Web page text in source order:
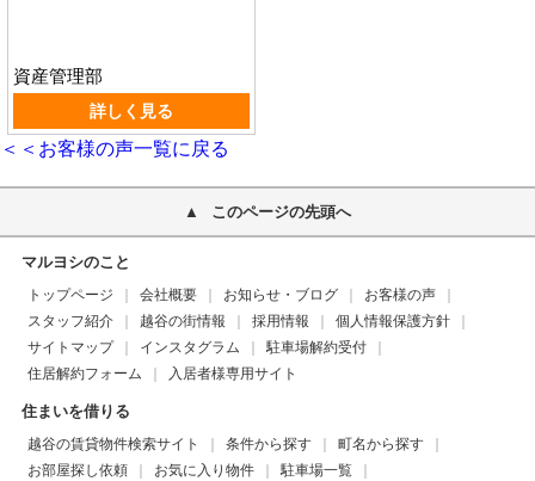
資産管理部
詳しく見る
＜＜お客様の声一覧に戻る
このページの先頭へ
マルヨシのこと
トップページ 会社概要 お知らせ・ブログ
お客様の声
スタッフ紹介
越谷の街情報 採用情報
個人情報保護方針
サイトマップ
インスタグラム
駐車場解約受付
住居解約フォーム
入居者様専用サイト
住まいを借りる
越谷の賃貸物件検索サイト 条件から探す
町名から探す
お部屋探し依頼
お気に入り物件
駐車場一覧